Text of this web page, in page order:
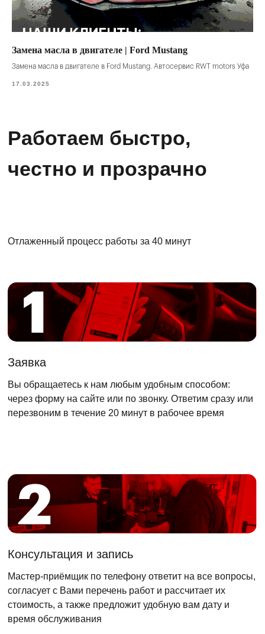
Замена масла в двигателе | Ford Mustang
Замена масла в двигателе в Ford Mustang. Автосервис RWT motors Уфа
17.03.2025
Заявка
Вы обращаетесь к нам любым удобным способом:
через форму на сайте или по звонку. Ответим сразу или
перезвоним в течение 20 минут в рабочее время
Консультация и запись
Мастер-приёмщик по телефону ответит на все вопросы,
согласует с Вами перечень работ и рассчитает их
стоимость, а также предложит удобную вам дату и
время обслуживания
Отлаженный процесс работы за 40 минут
Работаем быстро,
честно и прозрачно